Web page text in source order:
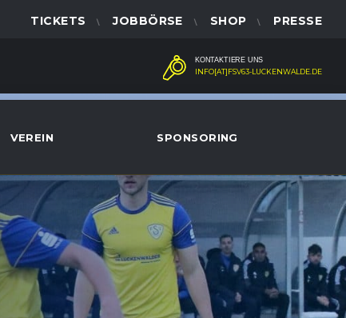
TICKETS JOBBÖRSE SHOP PRESSE
KONTAKTIERE UNS
INFO[AT]FSV63-LUCKENWALDE.DE
VEREIN SPONSORING